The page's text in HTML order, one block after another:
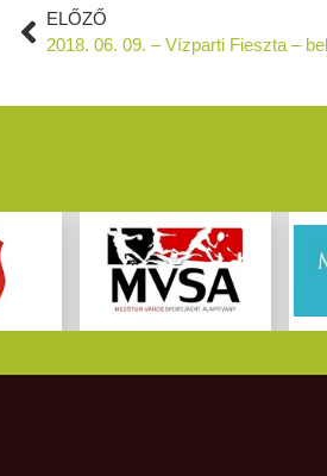
ELŐZŐ
2018. 06. 09. – Vízparti Fieszta –